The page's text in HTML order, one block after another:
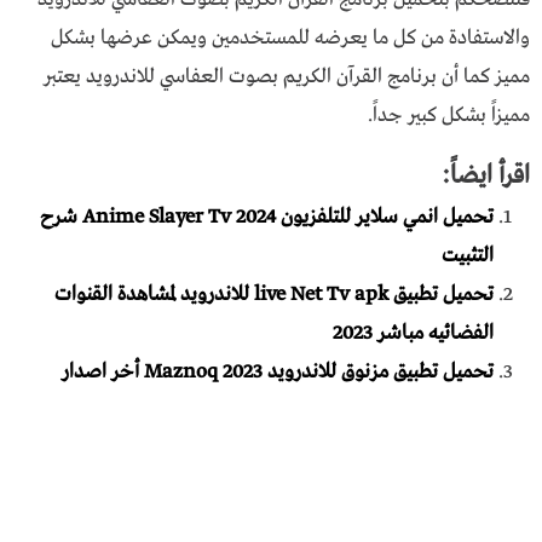
والاستفادة من كل ما يعرضه للمستخدمين ويمكن عرضها بشكل
مميز كما أن برنامج القرآن الكريم بصوت العفاسي للاندرويد يعتبر
مميزاً بشكل كبير جداً.
اقرأ ايضاً:
تحميل انمي سلاير للتلفزيون Anime Slayer Tv 2024 شرح
التثبيت
تحميل تطبيق live Net Tv apk للاندرويد لمشاهدة القنوات
الفضائيه مباشر 2023
تحميل تطبيق مزنوق للاندرويد 2023 Maznoq أخر اصدار